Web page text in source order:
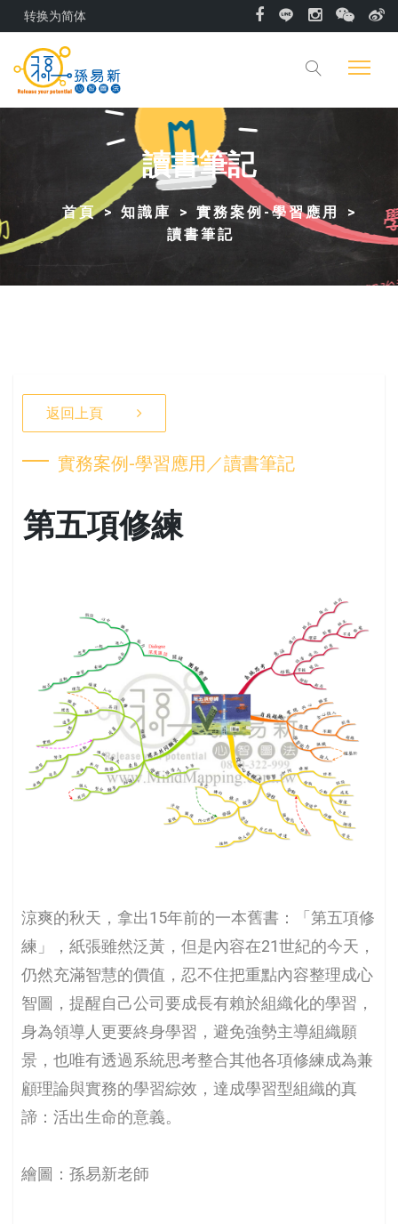
转换为简体
讀書筆記
首頁 知識庫
實務案例-學習應用
讀書筆記
返回上頁
實務案例-學習應用／讀書筆記
第五項修練
涼爽的秋天，拿出15年前的一本舊書：「第五項修
練」，紙張雖然泛黃，但是內容在21世紀的今天，
仍然充滿智慧的價值，忍不住把重點內容整理成心
智圖，提醒自己公司要成長有賴於組織化的學習，
身為領導人更要終身學習，避免強勢主導組織願
景，也唯有透過系統思考整合其他各項修練成為兼
顧理論與實務的學習綜效，達成學習型組織的真
諦：活出生命的意義。
繪圖：孫易新老師